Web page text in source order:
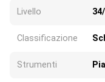
Livello
Classificazione
Strumenti